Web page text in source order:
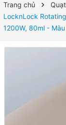
Trang chủ
LocknLock
1200W, 80ml -